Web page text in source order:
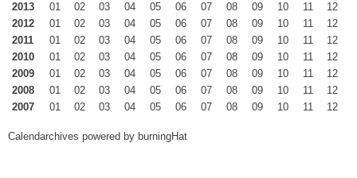
2013
01 02 03 04 05 06 07 08 09 10 11
12
2012
01 02 03 04 05 06 07 08 09 10 11
12
2011
01 02 03 04 05 06 07 08 09 10 11
12
2010
01 02 03 04 05 06 07 08 09 10 11
12
2009
01 02 03 04 05 06 07 08 09 10 11
12
2008
01 02 03 04 05 06 07 08 09 10 11
12
2007
01 02 03 04 05 06 07 08 09 10 11 12
Calendarchives powered by burningHat